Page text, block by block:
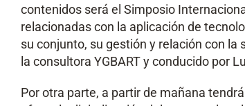
contenidos será el Simposio
relacionadas con la aplicación de
su conjunto, su gestión y relación con la
la consultora YGBART y conducido por
Por otra parte, a partir de mañana